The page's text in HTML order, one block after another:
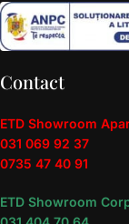
Contact
ETD Showroom
031 069 92 37
0735 47 40 91
ETD Showroom